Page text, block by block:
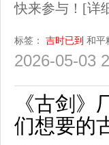
快来参与！ [详
标签： 吉时已到 和平
2026-05-03
《古剑
们想要的